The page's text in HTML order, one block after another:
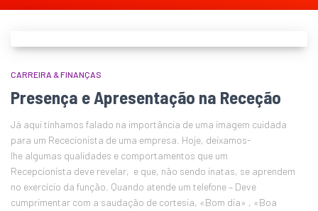
CARREIRA & FINANÇAS
Presença e Apresentação na Receção
Já aqui tínhamos falado na importância de uma imagem cuidada
para um Rececionista de uma empresa. Hoje, deixamos-
lhe algumas qualidades e comportamentos que um
Recepcionista deve revelar, e que, não sendo inatas, se aprendem
no exercício da função. Quando atende um telefone – Deve
cumprimentar com a saudação de cortesia, «Bom dia» , «Boa